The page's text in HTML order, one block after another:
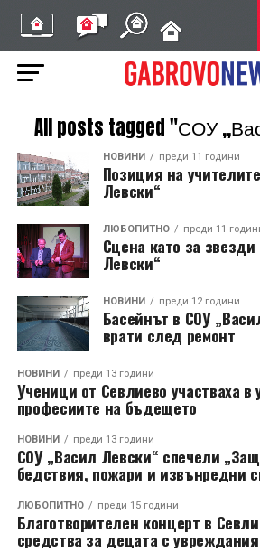
All posts tagged "СОУ
НОВИНИ преди 11 години
Позиция на
Левски“
ЛЮБОПИТНО преди 11
Сцена като за
Левски“
НОВИНИ преди 12 години
Басейнът в СОУ
врати след ремонт
НОВИНИ преди 13 години
Ученици от Севлиево участваха в
професиите на бъдещето
НОВИНИ преди 13 години
СОУ „Васил Левски“ спечели
бедствия, пожари и извънредни
ЛЮБОПИТНО преди 15 години
Благотворителен концерт в
средства за децата с увреждания